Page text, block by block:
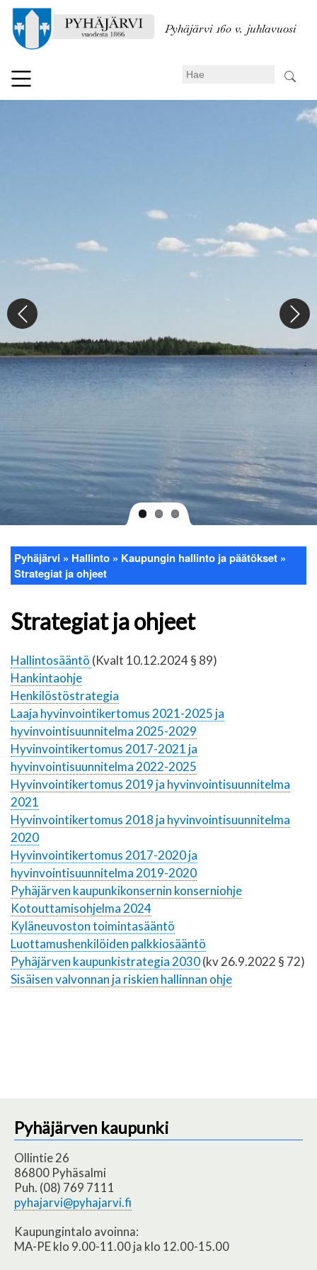
pääsisältöön
Pyhäjärvi 160 v. juhlavuosi
Search
Murupolku
Pyhäjärvi Hallinto
Kaupungin hallinto ja päätökset
Strategiat ja ohjeet
Strategiat ja ohjeet
Hallintosääntö (Kvalt 10.12.2024 § 89)
Hankintaohje
Henkilöstöstrategia
Laaja hyvinvointikertomus 2021-2025 ja
hyvinvointisuunnitelma 2025-2029
Hyvinvointikertomus 2017-2021 ja
hyvinvointisuunnitelma 2022-2025
Hyvinvointikertomus 2019 ja hyvinvointisuunnitelma
2021
Hyvinvointikertomus 2018 ja hyvinvointisuunnitelma
2020
Hyvinvointikertomus 2017-2020 ja
hyvinvointisuunnitelma 2019-2020
Pyhäjärven kaupunkikonsernin konserniohje
Kotouttamisohjelma 2024
Kyläneuvoston toimintasääntö
Luottamushenkilöiden palkkiosääntö
Pyhäjärven kaupunkistrategia 2030(kv 26.9.2022 § 72)
Sisäisen valvonnan ja riskien hallinnan ohje
Pyhäjärven kaupunki
Ollintie 26
86800 Pyhäsalmi
Puh. (08) 769 7111
pyhajarvi@pyhajarvi.fi
Kaupungintalo avoinna:
MA-PE klo 9.00-11.00 ja klo 12.00-15.00